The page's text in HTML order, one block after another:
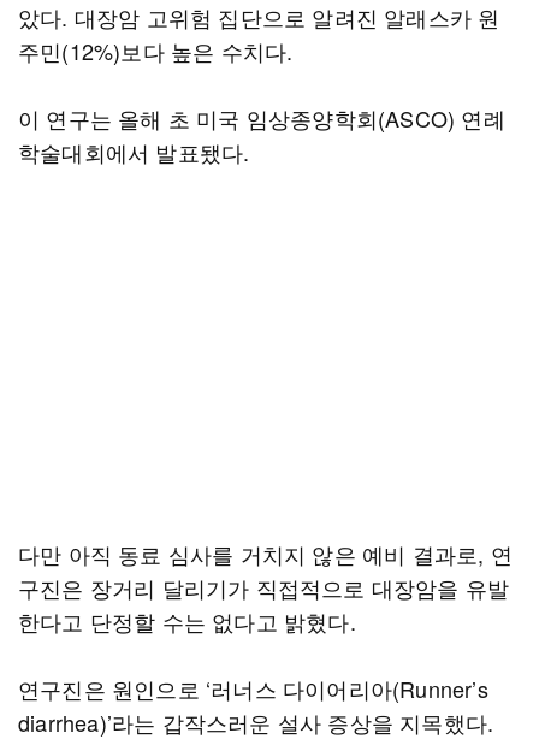
았다. 대장암 고위험 집단으로 알려진 알래스카 원
주민(12%)보다 높은 수치다.
이 연구는 올해 초 미국 임상종양학회(ASCO) 연례
학술대회에서 발표됐다.
다만 아직 동료 심사를 거치지 않은 예비 결과로, 연
구진은 장거리 달리기가 직접적으로 대장암을 유발
한다고 단정할 수는 없다고 밝혔다.
연구진은 원인으로 ‘러너스 다이어리아(Runner’s
diarrhea)’라는 갑작스러운 설사 증상을 지목했다.